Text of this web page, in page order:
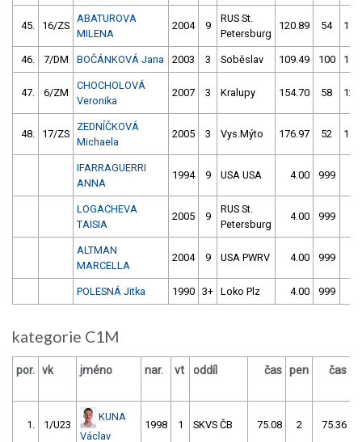
45. 16/ZS
ABATUROVA
MILENA
2004 9
RUS St.
Petersburg
120.89 54
46. 7/DM BOČÁNKOVÁ Jana 2003 3 Soběslav 109.49 100
47. 6/ZM
CHOCHOLOVÁ
Veronika
2007 3 Kralupy 154.70 58
48. 17/ZS
ZEDNÍČKOVÁ
Michaela
2005 3 Vys.Mýto 176.97 52
IFARRAGUERRI
ANNA
1994 9 USA USA 4.00 999
LOGACHEVA
TAISIA
2005 9
RUS St.
Petersburg
4.00 999
ALTMAN
MARCELLA
2004 9 USA PWRV 4.00 999
POLESNÁ Jitka 1990 3+ Loko Plz 4.00 999
kategorie C1M
por. vk jméno nar. vt oddíl čas pen čas
1. 1/U23
KUNA
Václav
1998 1 SKVS ČB 75.08 2 75.36